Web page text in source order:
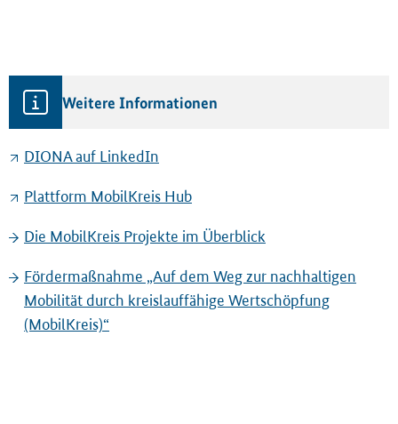
Weitere Informationen
DIONA auf LinkedIn
Plattform MobilKreis Hub
Die MobilKreis Projekte im Überblick
Fördermaßnahme „Auf dem Weg zur nachhaltigen
Mobilität durch kreislauffähige Wertschöpfung
(MobilKreis)“